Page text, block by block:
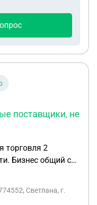
и тд
общий на оплату
поставщики, не
торговля 2
Бизнес общий с
если мы
Светлана, г.